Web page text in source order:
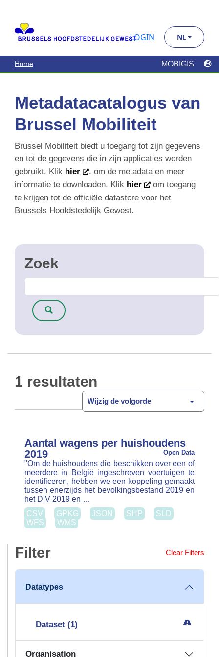
Metadatacatalogus van
Brussel Mobiliteit
gebruikt. Klikhier
. om de metadata en meer
informatie te downloaden. Klik hier
om toegang
te krijgen tot de officiële datastore voor het
Brussels Hoofdstedelijk Gewest.
Zoek
1 resultaten
Wijzig de volgorde
Aantal wagens per huishoudens
2019
"Om de huishoudens die beschikken over een of
meerdere in België ingeschreven voertuigen te
CSV
GPKG JSON SHP
SLD
WFS
Filter Clear Filters
Datatypes
Dataset (1)
Organisation
Statbel (Algemene Directie Statistiek –